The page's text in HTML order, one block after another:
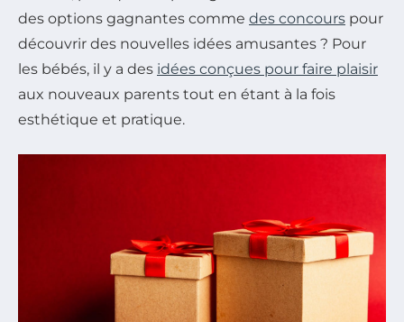
des options gagnantes comme des concours pour
découvrir des nouvelles idées amusantes ? Pour
les bébés, il y a des idées conçues pour faire plaisir
aux nouveaux parents tout en étant à la fois
esthétique et pratique.